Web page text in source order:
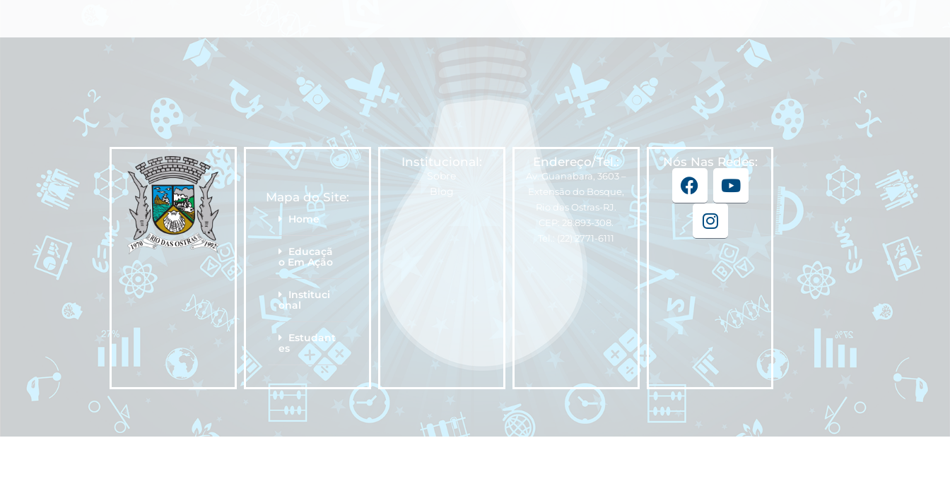
Mapa do Site:
Home
Educaçã
o Em Ação
Instituci
onal
Estudant
es
Institucional:
Sobre
Blog
Endereço/Tel.:
Av. Guanabara, 3603 –
Extensão do Bosque,
Rio das Ostras-RJ.
CEP: 28.893-308.
Tel.: (22) 2771-6111
Nós Nas Redes: